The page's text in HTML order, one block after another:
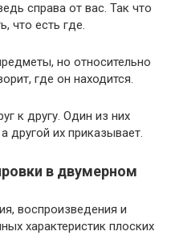
справа от вас. Так что
что есть где.
но относительно
где он находится.
к другу. Один из них
другой их приказывает.
в двумерном
воспроизведения и
характеристик плоских